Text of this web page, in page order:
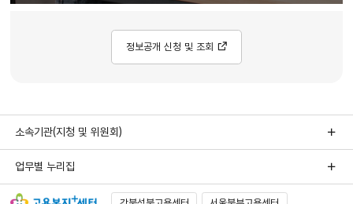
정보공개 신청 및 조회
소속기관(지청 및 위원회)
업무별 누리집